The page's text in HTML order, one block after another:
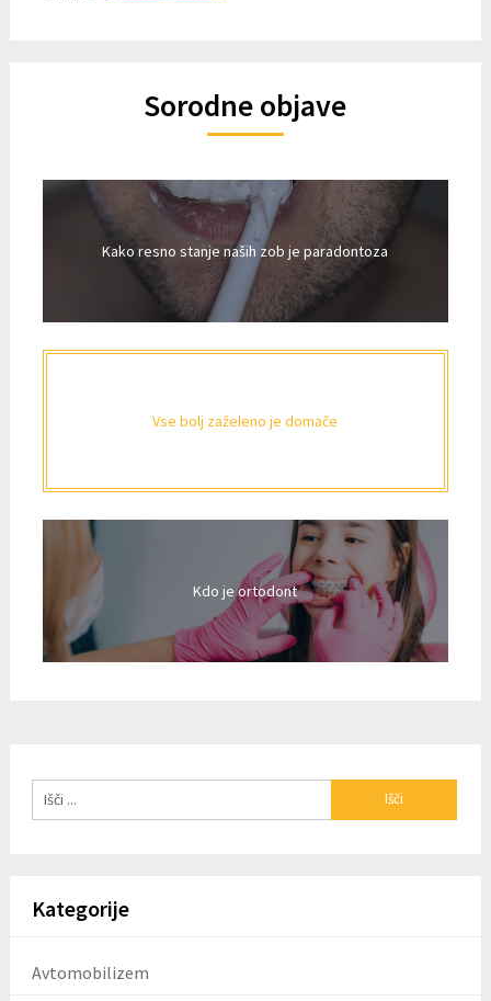
Sorodne objave
Kako resno stanje naših zob je paradontoza
Vse bolj zaželeno je domače
Kdo je ortodont
Kategorije
Avtomobilizem